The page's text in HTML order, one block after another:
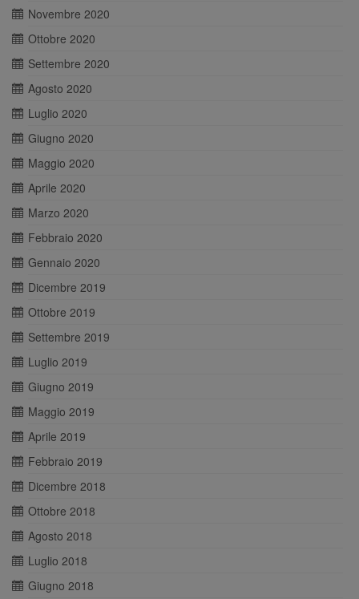
Novembre 2020
Ottobre 2020
Settembre 2020
Agosto 2020
Luglio 2020
Giugno 2020
Maggio 2020
Aprile 2020
Marzo 2020
Febbraio 2020
Gennaio 2020
Dicembre 2019
Ottobre 2019
Settembre 2019
Luglio 2019
Giugno 2019
Maggio 2019
Aprile 2019
Febbraio 2019
Dicembre 2018
Ottobre 2018
Agosto 2018
Luglio 2018
Giugno 2018